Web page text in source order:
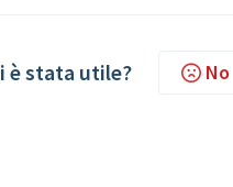
è stata utile? No